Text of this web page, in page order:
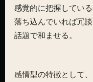
感覚的に把握してい
落ち込んでいれば冗
話題で和ませる。
感情型の特徴として